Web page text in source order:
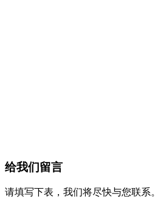
给我们留言
请填写下表，我们将尽快与您联系。